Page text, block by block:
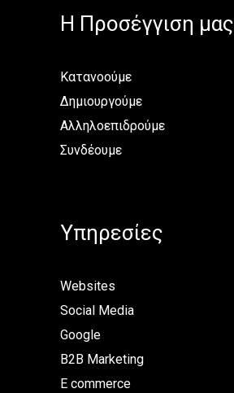
H Προσέγγιση μας
Κατανοούμε
Δημιουργούμε
Αλληλοεπιδρούμε
Συνδέουμε
Υπηρεσίες
Websites
Social Media
Google
B2B Marketing
E commerce